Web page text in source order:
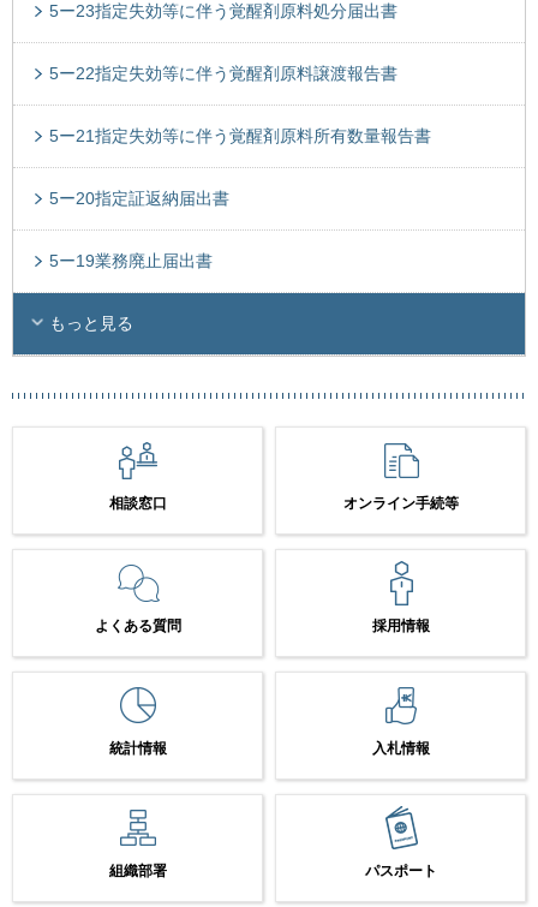
5ー23指定失効等に伴う覚醒剤原料処分届出書
5ー22指定失効等に伴う覚醒剤原料譲渡報告書
5ー21指定失効等に伴う覚醒剤原料所有数量報告書
5ー20指定証返納届出書
5ー19業務廃止届出書
もっと見る
相談窓口 オンライン手続等
よくある質問 採用情報
統計情報 入札情報
組織部署 パスポート